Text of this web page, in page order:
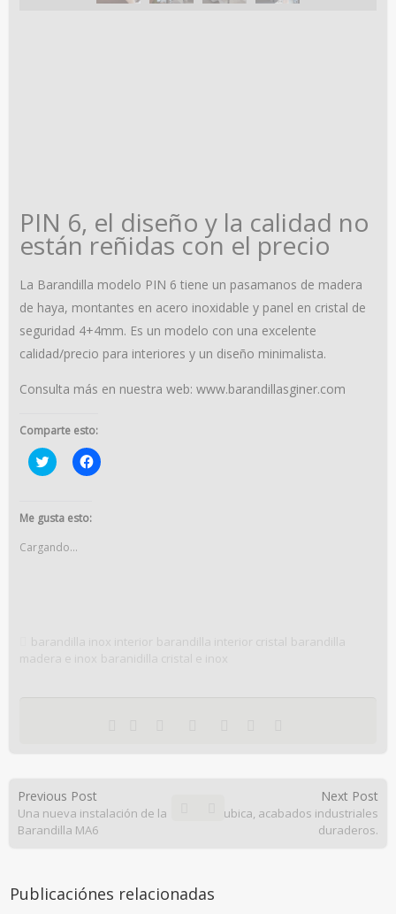
PIN 6, el diseño y la calidad no
están reñidas con el precio
La Barandilla modelo PIN 6 tiene un pasamanos de madera
de haya, montantes en acero inoxidable y panel en cristal de
seguridad 4+4mm. Es un modelo con una excelente
calidad/precio para interiores y un diseño minimalista.
Consulta más en nuestra web: www.barandillasginer.com
Comparte esto:
Haz
clic
Twitter
abre
en
Haz
clic
Me gusta esto:
Cargando...
barandilla inox interior barandilla interior cristal barandilla
madera e inox baranidilla cristal e inox
Previous Post
Una nueva instalación de la
Barandilla MA6
Next Post
Cubica, acabados industriales
duraderos.
Publicaciónes relacionadas